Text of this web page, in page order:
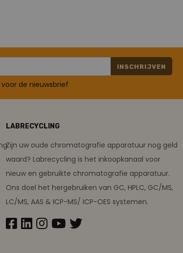
INSCHRIJVEN
de nieuwsbrief
LABRECYCLING
Zijn uw oude chromatografie apparatuur nog geld
waard? Labrecycling is het inkoopkanaal voor
nieuw en gebruikte chromatografie apparatuur.
Ons doel het hergebruiken van GC, HPLC, GC/MS,
LC/MS, AAS & ICP-MS/ ICP-OES systemen.